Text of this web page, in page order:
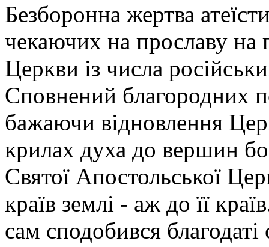
Безборонна жертва
чекаючих на прославу на
Церкви із числа
Сповнений благородних
бажаючи відновлення
крилах духа до вершин
Святої Апостольської
країв землі - аж до її
сам сподобився